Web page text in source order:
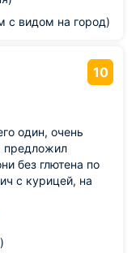
некоторе
и одна без газа.
важно,т.к. по
о
колличестве
только одна
извинялась,
только
что в этом
ничего.
но получается
с видом на город)
10
один, очень
предложил
без глютена по
с курицей, на